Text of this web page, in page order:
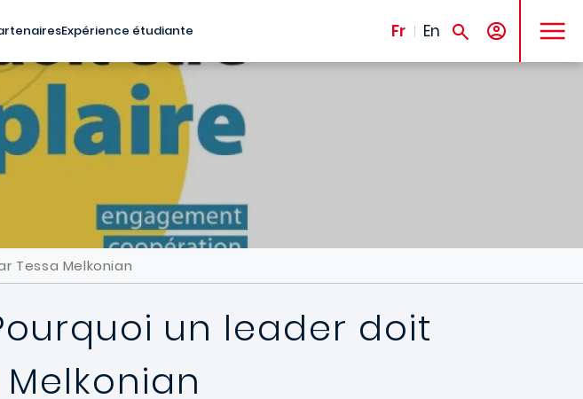
Expérience étudiante Fr En
MENU
Tessa Melkonian
un leader doit